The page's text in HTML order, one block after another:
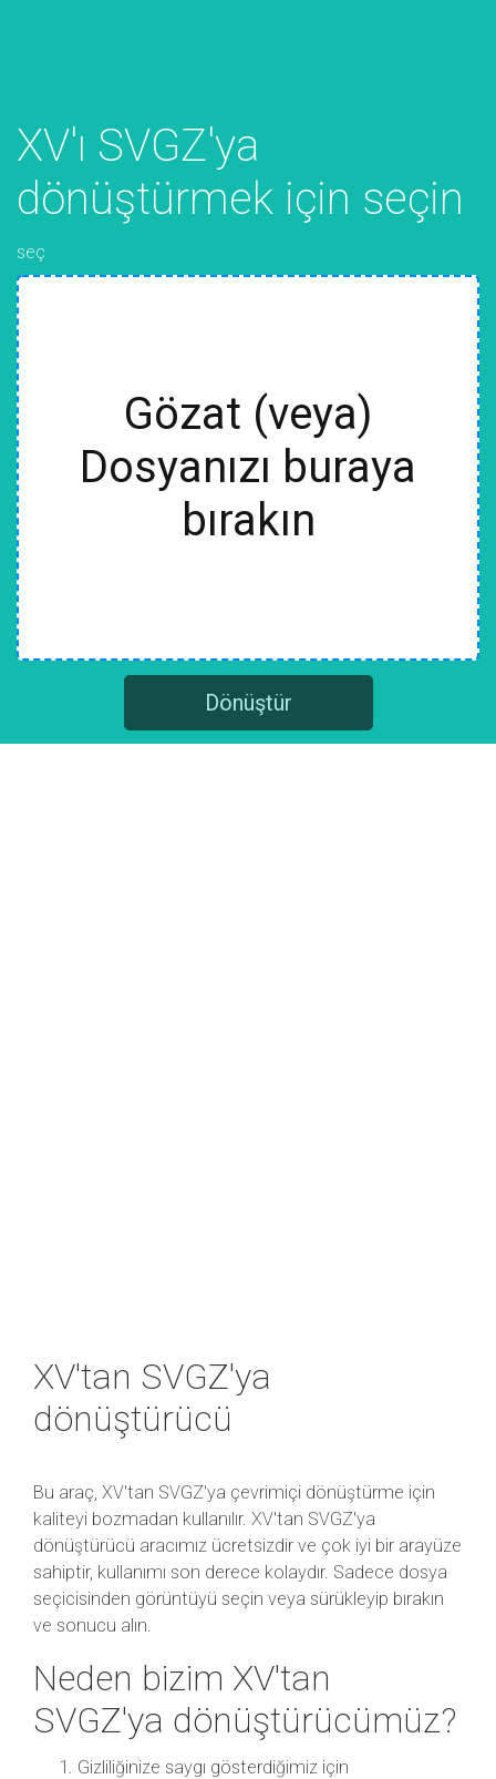
XV'ı SVGZ'ya
dönüştürmek için seçin
seç
Gözat (veya)
Dosyanızı buraya
bırakın
Dönüştür
XV'tan SVGZ'ya
dönüştürücü
Bu araç, XV'tan SVGZ'ya çevrimiçi dönüştürme için
kaliteyi bozmadan kullanılır. XV'tan SVGZ'ya
dönüştürücü aracımız ücretsizdir ve çok iyi bir arayüze
sahiptir, kullanımı son derece kolaydır. Sadece dosya
seçicisinden görüntüyü seçin veya sürükleyip bırakın
ve sonucu alın.
Neden bizim XV'tan
SVGZ'ya dönüştürücümüz?
Gizliliğinize saygı gösterdiğimiz için